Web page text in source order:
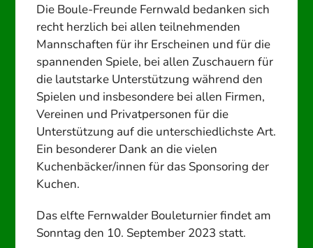
Die Boule-Freunde Fernwald bedanken sich
recht herzlich bei allen teilnehmenden
Mannschaften für ihr Erscheinen und für die
spannenden Spiele, bei allen Zuschauern für
die lautstarke Unterstützung während den
Spielen und insbesondere bei allen Firmen,
Vereinen und Privatpersonen für die
Unterstützung auf die unterschiedlichste Art.
Ein besonderer Dank an die vielen
Kuchenbäcker/innen für das Sponsoring der
Kuchen.
Das elfte Fernwalder Bouleturnier findet am
Sonntag den 10. September 2023 statt.